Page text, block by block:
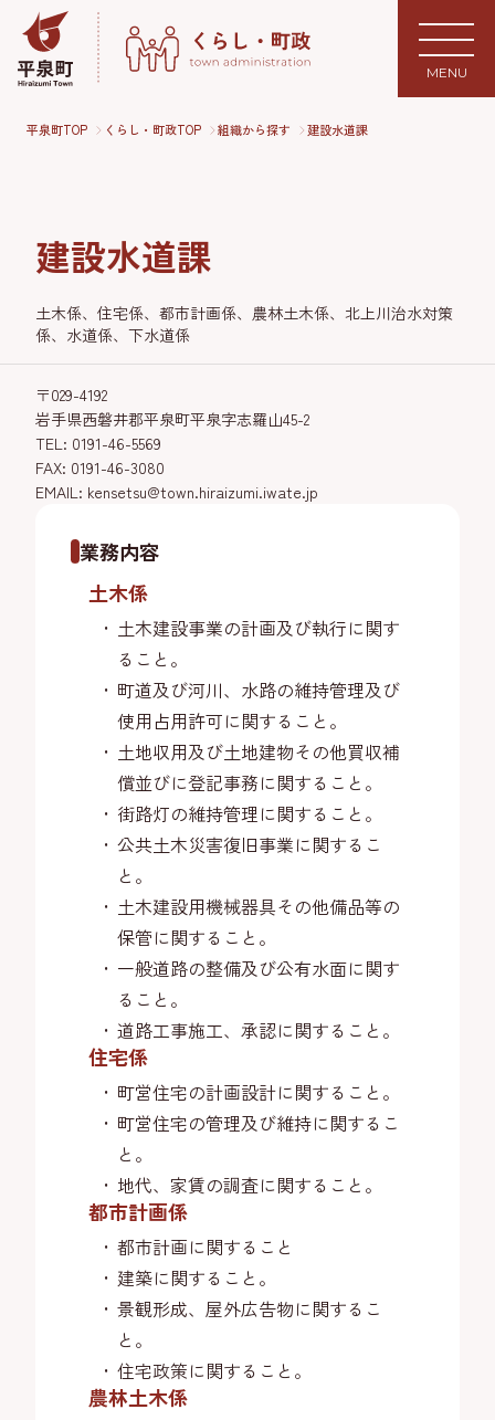
MENU
平泉町TOP くらし・町政TOP 組織から探す 建設水道課
建設水道課
土木係、住宅係、都市計画係、農林土木係、北上川治水対策
係、水道係、下水道係
〒029-4192
岩手県西磐井郡平泉町平泉字志羅山45-2
TEL: 0191-46-5569
FAX: 0191-46-3080
EMAIL: kensetsu@town.hiraizumi.iwate.jp
業務内容
土木係
土木建設事業の計画及び執行に関す
ること。
町道及び河川、水路の維持管理及び
使用占用許可に関すること。
土地収用及び土地建物その他買収補
償並びに登記事務に関すること。
街路灯の維持管理に関すること。
公共土木災害復旧事業に関するこ
と。
土木建設用機械器具その他備品等の
保管に関すること。
一般道路の整備及び公有水面に関す
ること。
道路工事施工、承認に関すること。
住宅係
町営住宅の計画設計に関すること。
町営住宅の管理及び維持に関するこ
と。
地代、家賃の調査に関すること。
都市計画係
都市計画に関すること
建築に関すること。
景観形成、屋外広告物に関するこ
と。
住宅政策に関すること。
農林土木係